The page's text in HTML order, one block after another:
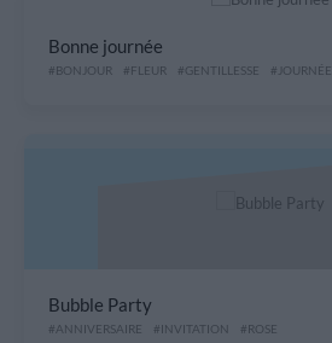
Bonne journée
#BONJOUR #FLEUR #GENTILLESSE #JOURNÉE
Bubble Party
#ANNIVERSAIRE #INVITATION #ROSE